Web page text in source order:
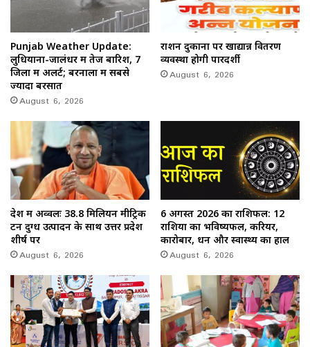
Punjab Weather Update:
लुधियाना-जालंधर में तेज बारिश, 7
जिलों में अलर्ट; बरनाला में सबसे
ज्यादा बरसात
August 6, 2026
राशन दुकानों पर खाद्यान्न वितरण
व्यवस्था होगी पारदर्शी
August 6, 2026
देश में अव्वलः 38.8 मिलियन मीट्रिक
टन दुग्ध उत्पादन के साथ उत्तर प्रदेश
शीर्ष पर
August 6, 2026
6 अगस्त 2026 का राशिफल: 12
राशियों का भविष्यफल, करियर,
कारोबार, धन और स्वास्थ्य का हाल
August 6, 2026